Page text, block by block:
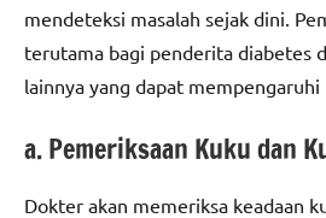
mendeteksi masalah sejak dini.
terutama bagi penderita diabetes
lainnya yang dapat mempengaruhi
a. Pemeriksaan Kuku dan
Dokter akan memeriksa keadaan